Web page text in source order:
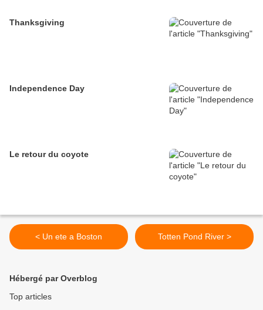
Thanksgiving
Independence Day
Le retour du coyote
< Un ete a Boston Totten Pond River >
Hébergé par Overblog
Top articles